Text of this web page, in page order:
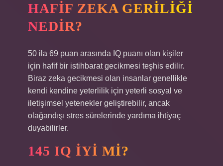
HAFIF ZEKA GERILIĞI
NEDIR?
50 ila 69 puan arasında IQ puanı olan kişiler
için hafif bir istihbarat gecikmesi teşhis edilir.
Biraz zeka gecikmesi olan insanlar genellikle
kendi kendine yeterlilik için yeterli sosyal ve
iletişimsel yetenekler geliştirebilir, ancak
olağandışı stres sürelerinde yardıma ihtiyaç
duyabilirler.
145 IQ IYI MI?